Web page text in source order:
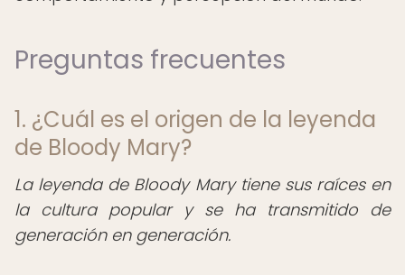
Preguntas frecuentes
1. ¿Cuál es el origen de la leyenda
de Bloody Mary?
La leyenda de Bloody Mary tiene sus raíces en
la cultura popular y se ha transmitido de
generación en generación.